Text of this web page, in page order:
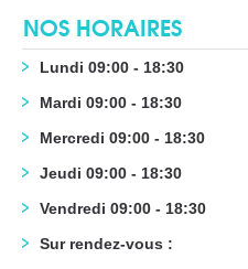
NOS HORAIRES
Lundi 09:00 - 18:30
Mardi 09:00 - 18:30
Mercredi 09:00 - 18:30
Jeudi 09:00 - 18:30
Vendredi 09:00 - 18:30
Sur rendez-vous :